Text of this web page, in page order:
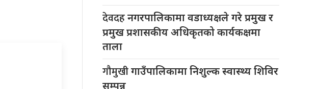
देवदहनगरपालिकामा वडाध्यक्षले गरे प्रमुख र
प्रमुख प्रशासकीय अधिकृतको कार्यकक्षमा
ताला
गौमुखीगाउँपालिकामा निशुल्क स्वास्थ्य शिविर
सम्पन्न